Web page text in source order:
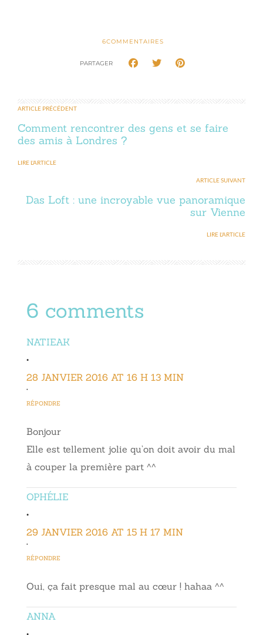
6COMMENTAIRES
PARTAGER
ARTICLE PRÉCÉDENT
Comment rencontrer des gens et se faire
des amis à Londres ?
LIRE L'ARTICLE
ARTICLE SUIVANT
Das Loft : une incroyable vue panoramique
sur Vienne
LIRE L'ARTICLE
6 comments
NATIEAK
•
28 JANVIER 2016 AT 16 H 13 MIN
•
RÉPONDRE
Bonjour
Elle est tellement jolie qu’on doit avoir du mal
à couper la première part ^^
OPHÉLIE
•
29 JANVIER 2016 AT 15 H 17 MIN
•
RÉPONDRE
Oui, ça fait presque mal au cœur ! hahaa ^^
ANNA